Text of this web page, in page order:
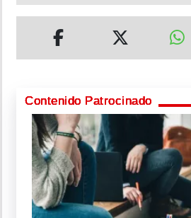
Contenido Patrocinado